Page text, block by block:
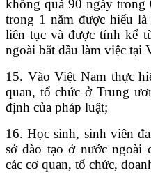
không quá 90 ngày trong
trong 1 năm được hiểu
liên tục và được tính kể
ngoài bắt đầu làm việc tại
15. Vào Việt Nam thực
quan, tổ chức ở Trung
định của pháp luật;
16. Học sinh, sinh viên
sở đào tạo ở nước ngoài
các cơ quan, tổ chức,